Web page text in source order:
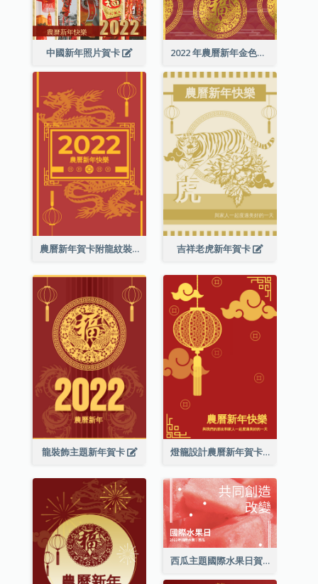
中國新年照片賀卡 2022 年農曆新年金色賀卡
農曆新年賀卡附龍紋裝飾 吉祥老虎新年賀卡
龍裝飾主題新年賀卡 燈籠設計農曆新年賀卡
西瓜主題國際水果日賀卡